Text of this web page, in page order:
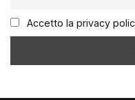
Accetto la privacy